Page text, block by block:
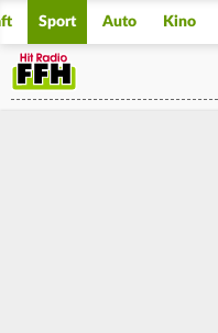
Sport Auto Kino